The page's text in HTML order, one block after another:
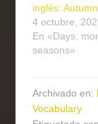
inglés:
4 octubre,
En «Days,
seasons»
Archivado en:
Vocabulary